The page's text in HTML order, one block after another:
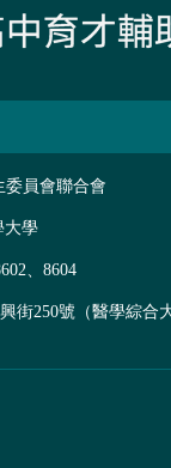
委員會聯合會
大學
、8604
街250號（醫學綜合